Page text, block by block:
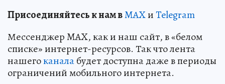
Присоединяйтесь к нам вMAXиTelegram
Мессенджер MAX, как и наш сайт, в «белом
списке» интернет-ресурсов. Так что лента
нашегоканалабудет доступна даже в периоды
ограничений мобильного интернета.